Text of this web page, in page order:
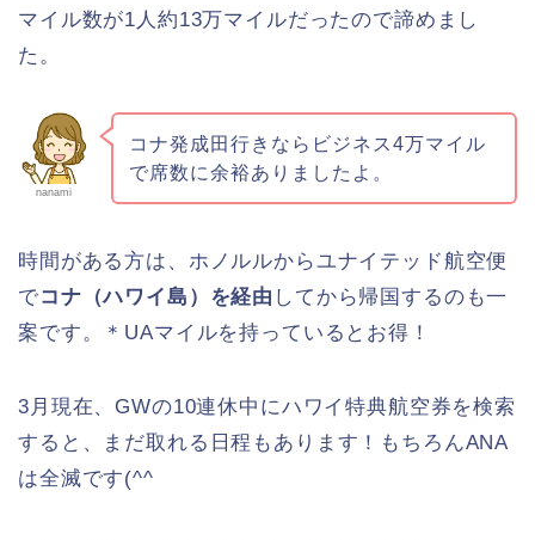
マイル数が1人約13万マイルだったので諦めまし
た。
nanami
コナ発成田行きならビジネス4万マイル
で席数に余裕ありましたよ。
時間がある方は、ホノルルからユナイテッド航空便
でコナ（ハワイ島）を経由 してから帰国するのも一
案です。＊UAマイルを持っているとお得！
3月現在、GWの10連休中にハワイ特典航空券を検索
すると、まだ取れる日程もあります！もちろんANA
は全滅です(^^ゞ